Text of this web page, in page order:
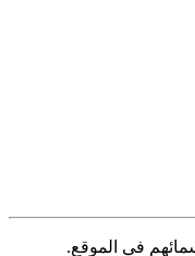
في الموقع.